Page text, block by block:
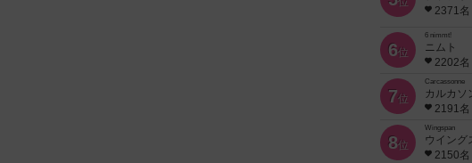
2371名
6位
6 nimmt!
ニムト
2202名
7位
Carcassonne
カルカソ
2191名
8位
Wingspan
ウイング
2150名